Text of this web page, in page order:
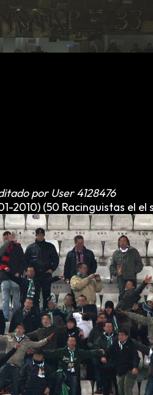
por User 4128476
2010) (50 Racinguistas el el